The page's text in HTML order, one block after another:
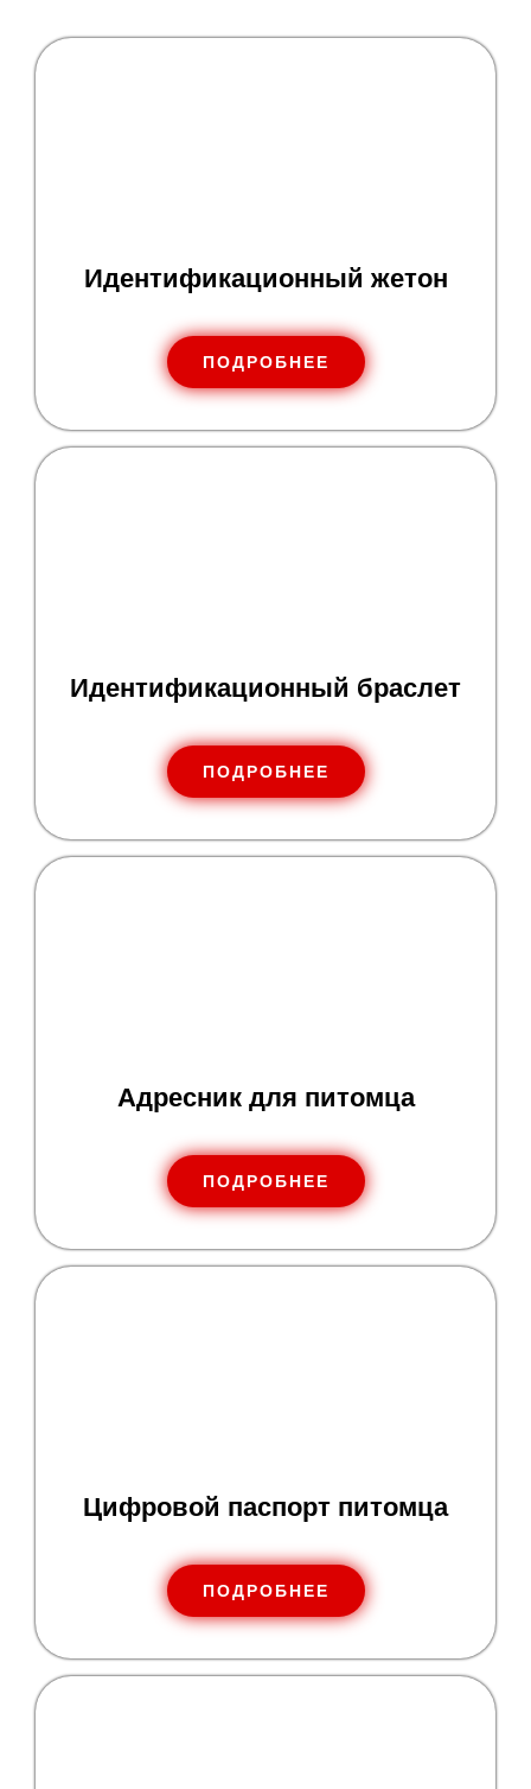
Идентификационный жетон
ПОДРОБНЕЕ
Идентификационный браслет
ПОДРОБНЕЕ
Адресник для питомца
ПОДРОБНЕЕ
Цифровой паспорт питомца
ПОДРОБНЕЕ